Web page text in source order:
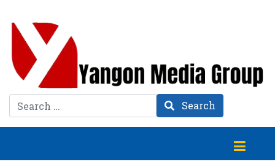
Search Search